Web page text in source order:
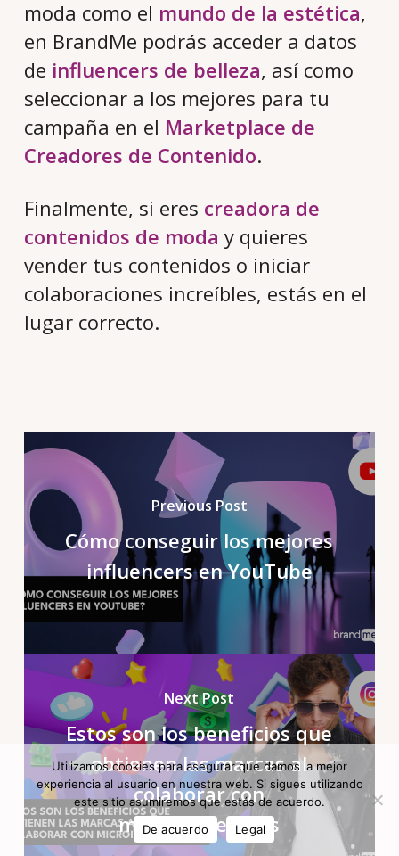
moda como el mundo de la estética,
en BrandMe podrás acceder a datos
de influencers de belleza, así como
seleccionar a los mejores para tu
campaña en el Marketplace de
Creadores de Contenido.
Finalmente, si eres creadora de
contenidos de moda y quieres
vender tus contenidos o iniciar
colaboraciones increíbles, estás en el
lugar correcto.
Previous Post
Cómo conseguir los mejores
influencers en YouTube
Next Post
Estos son los beneficios que
obtienen las marcas al
colaborar con
microinfluencers
Utilizamos cookies para asegurar que damos la mejor
experiencia al usuario en nuestra web. Si sigues utilizando
este sitio asumiremos que estás de acuerdo.
De acuerdo
Legal